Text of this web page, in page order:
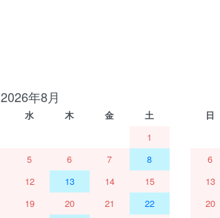
2026年8月
水 木 金
土
1
5 6 7
8
12 13 14
15
19 20 21
22
日
6
13
20